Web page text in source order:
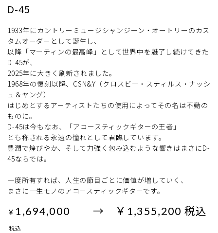
D-45
1933年にカントリーミュージシャンジーン・オートリーのカス
タムオーダーとして誕生し、
以降「マーティンの最高峰」として世界中を魅了し続けてきた
D-45が、
2025年に大きく刷新されました。
1968年の復刻以降、CSN&Y（クロスビー・スティルス・ナッシ
ュ＆ヤング）
はじめとするアーティストたちの使用によってその名は不動の
ものに。
D-45は今もなお、「アコースティックギターの王者」
とも称される永遠の憧れとして君臨しています。
豊潤で煌びやか、そして力強く包み込むような響きはまさにD-
45ならでは。
一度所有すれば、人生の節目ごとに価値が増していく、
まさに一生モノのアコースティックギターです。
¥ 1,694,000 → ￥1,355,200 税込
税込